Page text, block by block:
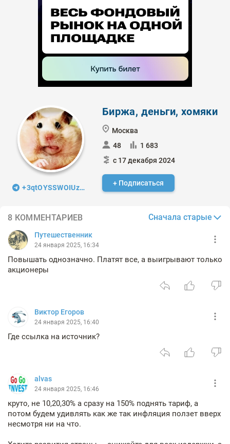
+3qtOYSSWOIUzMDIy
Биржа, деньги, хомяки
Москва
48
1 683
с 17 декабря 2024
+ Подписаться
8 КОММЕНТАРИЕВ Сначала старые
Путешественник
24 января 2025, 16:34
Повышать однозначно. Платят все, а выигрывают только
акционеры
Виктор Егоров
24 января 2025, 16:40
Где ссылка на источник?
alvas
24 января 2025, 16:46
круто, не 10,20,30% а сразу на 150% поднять тариф, а
потом будем удивлять как же так инфляция ползет вверх
несмотря ни на что.